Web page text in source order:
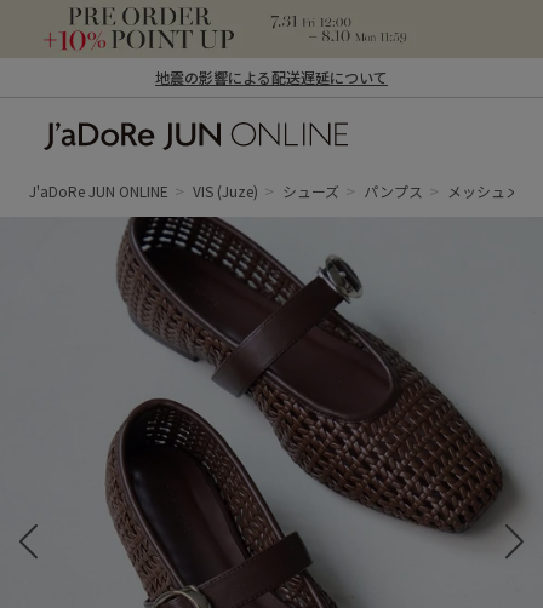
地震の影響による配送遅延について
ン オンライン）
J'aDoRe JUN ONLINE VIS (Juze) シューズ パンプス メッシュメリ